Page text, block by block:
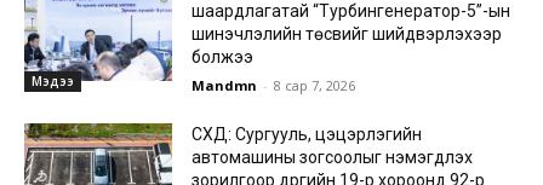
Мэдээ
шаардлагатай “Турбингенератор-5”-ын
шинэчлэлийн төсвийг шийдвэрлэхээр
болжээ
Mandmn - 8 сар 7, 2026
СХД: Сургууль, цэцэрлэгийн
автомашины зогсоолыг нэмэгдүүлэх
зорилгоор дүүргийн 19-р хороонд 92-р